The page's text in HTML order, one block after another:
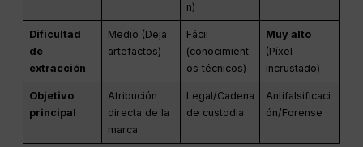
n)
Dificultad
de
extracción
Medio (Deja
artefactos)
Fácil
(conocimient
os técnicos)
Muy alto
(Píxel
incrustado)
Objetivo
principal
Atribución
directa de la
marca
Legal/Cadena
de custodia
Antifalsificaci
ón/Forense